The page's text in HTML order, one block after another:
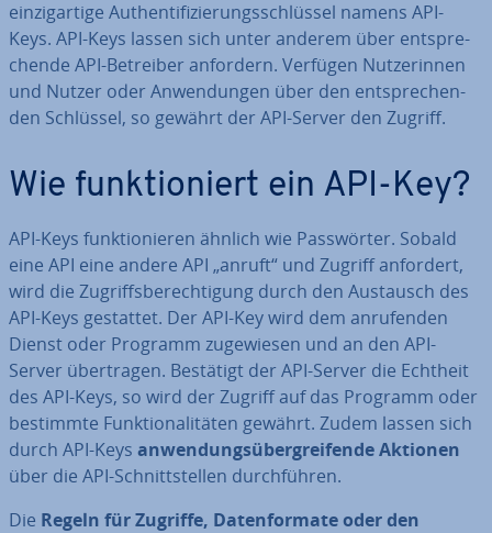
ein­zig­ar­ti­ge Au­then­ti­fi­zie­rungs­schlüs­sel namens API-
Keys. API-Keys lassen sich unter anderem über ent­spre­
chen­de API-Betreiber anfordern. Verfügen Nut­ze­rin­nen
und Nutzer oder An­wen­dun­gen über den ent­spre­chen­
den Schlüssel, so gewährt der API-Server den Zugriff.
Wie funk­tio­niert ein API-Key?
API-Keys funk­tio­nie­ren ähnlich wie Pass­wör­ter. Sobald
eine API eine andere API „anruft“ und Zugriff anfordert,
wird die Zu­griffs­be­rech­ti­gung durch den Austausch des
API-Keys gestattet. Der API-Key wird dem an­ru­fen­den
Dienst oder Programm zu­ge­wie­sen und an den API-
Server über­tra­gen. Bestätigt der API-Server die Echtheit
des API-Keys, so wird der Zugriff auf das Programm oder
bestimmte Funk­tio­na­li­tä­ten gewährt. Zudem lassen sich
durch API-Keys an­wen­dungs­über­grei­fen­de Aktionen
über die API-Schnitt­stel­len durch­füh­ren.
Die Regeln für Zugriffe, Da­ten­for­ma­te oder den